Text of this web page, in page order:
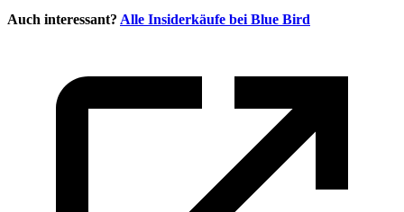
Auch interessant? Alle Insiderkäufe bei Blue Bird